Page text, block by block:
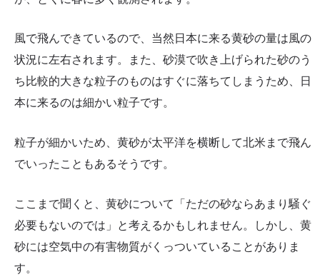
風で飛んできているので、当然日本に来る黄砂の量は風の
状況に左右されます。また、砂漠で吹き上げられた砂のう
ち比較的大きな粒子のものはすぐに落ちてしまうため、日
本に来るのは細かい粒子です。
粒子が細かいため、黄砂が太平洋を横断して北米まで飛ん
でいったこともあるそうです。
ここまで聞くと、黄砂について「ただの砂ならあまり騒ぐ
必要もないのでは」と考えるかもしれません。しかし、黄
砂には空気中の有害物質がくっついていることがありま
す。